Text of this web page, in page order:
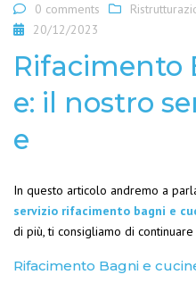
0 comments
20/12/2023
Rifacimento
e: il nostro
e
In questo articolo andremo a
servizio rifacimento bagni e
di più, ti consigliamo di
Rifacimento Bagni e